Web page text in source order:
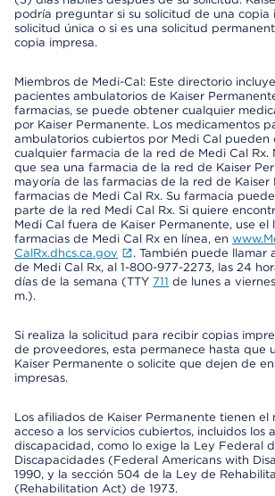
podría preguntar si su solicitud de una copia
solicitud única o si es una solicitud
copia impresa.
Miembros de Medi-Cal: Este directorio
pacientes ambulatorios de Kaiser
farmacias, se puede obtener cualquier
por Kaiser Permanente. Los medicamentos
ambulatorios cubiertos por Medi Cal pueden
cualquier farmacia de la red de Medi Cal Rx.
que sea una farmacia de la red de Kaiser
mayoría de las farmacias de la red de Kaiser
farmacias de Medi Cal Rx. Su farmacia
parte de la red Medi Cal Rx. Si quiere
Medi Cal fuera de Kaiser Permanente, use el
farmacias de Medi Cal Rx en línea, en
CalRx.dhcs.ca.gov
. También puede llamar
de Medi Cal Rx, al 1-800-977-2273, las 24
días de la semana (TTY 711 de lunes a
m.).
Si realiza la solicitud para recibir copias
de proveedores, esta permanece hasta que
Kaiser Permanente o solicite que dejen de
impresas.
Los afiliados de Kaiser Permanente tienen el
acceso a los servicios cubiertos, incluidos los
discapacidad, como lo exige la Ley Federal
Discapacidades (Federal Americans with
1990, y la sección 504 de la Ley de
(Rehabilitation Act) de 1973.